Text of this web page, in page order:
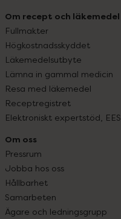
Om recept och läkemedel
Fullmakter
Högkostnadsskyddet
Läkemedelsutbyte
Lämna in gammal medicin
Resa med läkemedel
Receptregistret
Elektroniskt expertstöd, EES
Om oss
Pressrum
Jobba hos oss
Hållbarhet
Samarbeten
Ägare och ledningsgrupp